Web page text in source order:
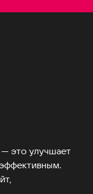
— это улучшает